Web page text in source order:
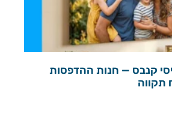
קנבס — חנות ההדפסות
תקווה